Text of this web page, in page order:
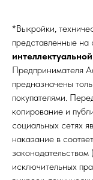
*Выкройки,
представленные на
Предпринимателя
предназначены
покупателями.
копирование и
социальных сетях
наказание в
исключительных